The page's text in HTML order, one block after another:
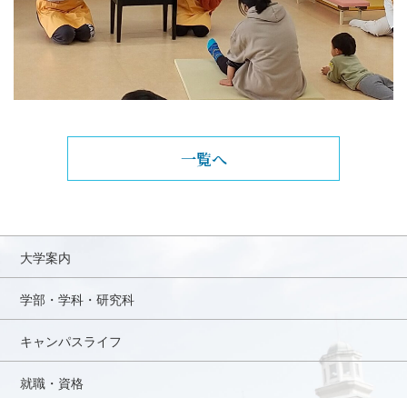
一覧へ
大学案内
学部・学科・研究科
キャンパスライフ
就職・資格